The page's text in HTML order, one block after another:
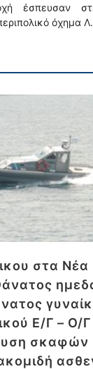
έσπευσαν
όχημα
στα Νέα
Ε/Γ – Ο/Γ
σκαφών